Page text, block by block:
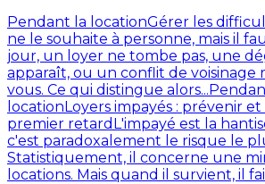
Pendant la locationGérer les
ne le souhaite à personne, mais il
jour, un loyer ne tombe pas, une
apparaît, ou un conflit de voisinage
vous. Ce qui distingue alors...
locationLoyers impayés : prévenir et
premier retard L'impayé est la
c'est paradoxalement le risque le
Statistiquement, il concerne une
locations. Mais quand il survient, il